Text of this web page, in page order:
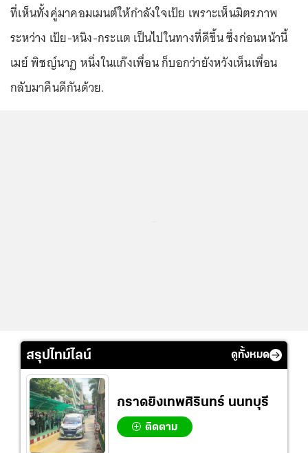
ที่เห็นทั้งคู่มาคอมเมนต์ให้กำลังใจเป้ย เพราะเห็นมิตรภาพ
ระหว่าง เป้ย-หนิง-กระแต เป็นไปในทางที่ดีขึ้น ซึ่งก่อนหน้านี้
เมย์ พิชญ์นาฏ หนึ่งในแก๊งเพื่อน ก็บอกว่ายังหวังเห็นเพื่อน
กลับมาคืนดีกันด้วย.
สรุปไทม์ไลน์ ดูทั้งหมด
กราดยิงเทพศิรินทร์ นนทบุรี
ติดตาม